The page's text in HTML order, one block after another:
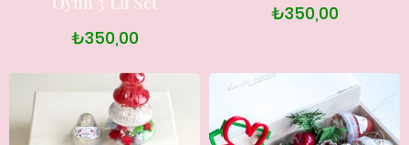
₺350,00
₺350,00